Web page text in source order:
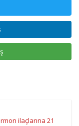
ilaçlarına 21